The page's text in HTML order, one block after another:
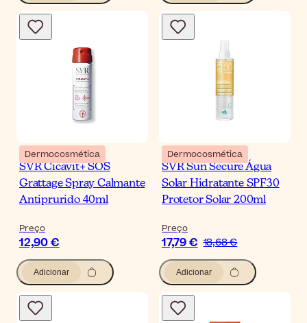
Dermocosmética
SVR Cicavit+ SOS
Grattage Spray Calmante
Antiprurido 40ml
Preço
12,90 €
Adicionar
Dermocosmética
SVR Sun Secure Água
Solar Hidratante SPF30
Protetor Solar 200ml
Preço
17,79 € 18,68 €
Adicionar